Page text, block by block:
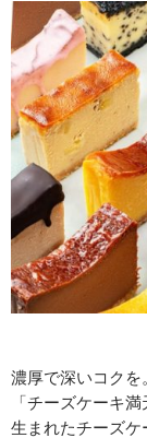
濃厚で深いコク
「チーズケーキ
生まれたチーズ